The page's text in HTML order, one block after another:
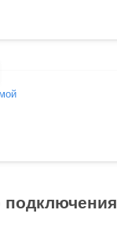
подключения